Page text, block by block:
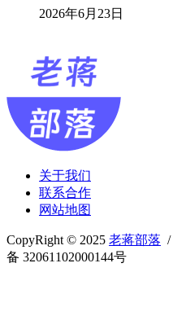
2026年6月23日
关于我们
联系合作
网站地图
CopyRight © 2025 老蒋部落 /
备 32061102000144号